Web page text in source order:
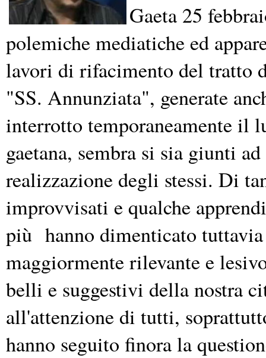
Gaeta 25
polemiche mediatiche ed
lavori di rifacimento del tratto
"SS. Annunziata", generate
interrotto temporaneamente il
gaetana, sembra si sia giunti
realizzazione degli stessi. Di
improvvisati e qualche
più hanno dimenticato
maggiormente rilevante e
belli e suggestivi della nostra
all'attenzione di tutti,
hanno seguito finora la